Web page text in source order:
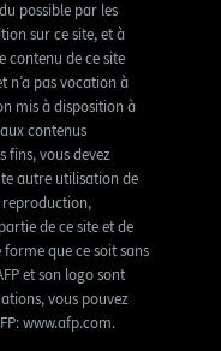
possible par les
sur ce site, et à
contenu de ce site
n’a pas vocation à
mis à disposition à
contenus
fins, vous devez
autre utilisation de
reproduction,
de ce site et de
que ce soit sans
et son logo sont
vous pouvez
www.afp.com.